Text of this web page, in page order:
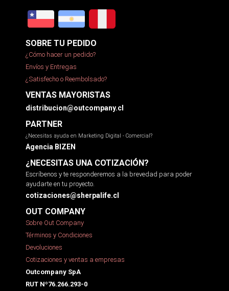
SOBRE TU PEDIDO
¿Cómo hacer un pedido?
Envíos y Entregas
¿Satisfecho o Reembolsado?
VENTAS MAYORISTAS
distribucion@outcompany.cl
PARTNER
¿Necesitas ayuda en Marketing Digital - Comercial?
Agencia BIZEN
¿NECESITAS UNA COTIZACIÓN?
Escríbenos y te responderemos a la brevedad para poder
ayudarte en tu proyecto.
cotizaciones@sherpalife.cl
OUT COMPANY
Sobre Out Company
Términos y Condiciones
Devoluciones
Cotizaciones y ventas a empresas
Outcompany SpA
RUT Nº76.266.293-0